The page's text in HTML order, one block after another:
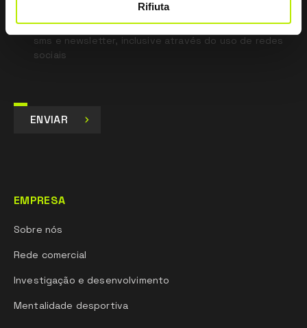
Rifiuta
dados para fins de Marketing e para receber
comunicações comerciais e promocionais, por e-mail,
sms e newsletter, inclusive através do uso de redes
sociais
ENVIAR
EMPRESA
Sobre nós
Rede comercial
Investigação e desenvolvimento
Mentalidade desportiva